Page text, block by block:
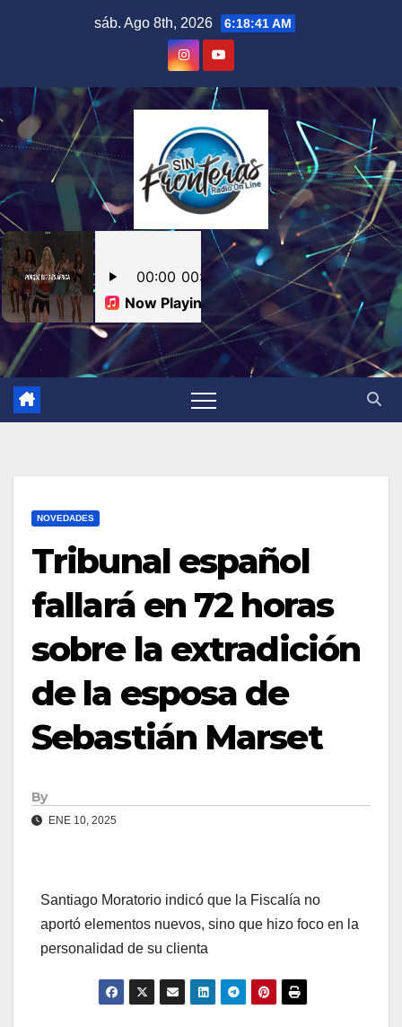
sáb. Ago 8th, 2026 6:18:42 AM
NOVEDADES
Tribunal español
fallará en 72 horas
sobre la extradición
de la esposa de
Sebastián Marset
By
ENE 10, 2025
Santiago Moratorio indicó que la Fiscalía no
aportó elementos nuevos, sino que hizo foco en la
personalidad de su clienta